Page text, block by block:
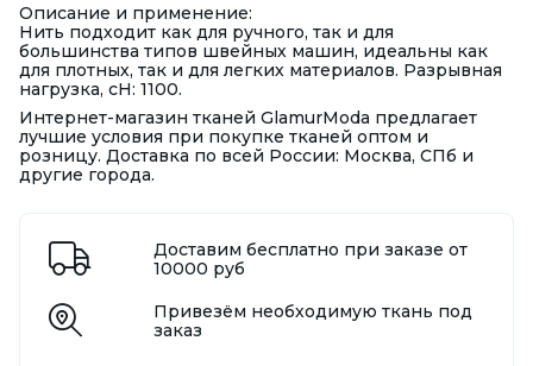
Описание и применение:
Нить подходит как для ручного, так и для
большинства типов швейных машин, идеальны как
для плотных, так и для легких материалов. Разрывная
нагрузка, сН: 1100.
Интернет-магазин тканей GlamurModa предлагает
лучшие условия при покупке тканей оптом и
розницу. Доставка по всей России: Москва, СПб и
другие города.
Доставим бесплатно при заказе от
10000 руб
Привезём необходимую ткань под
заказ